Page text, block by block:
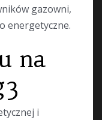
gazowni,
energetyczne.
na
i